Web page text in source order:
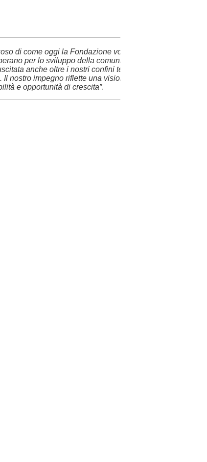
di come oggi la Fondazione voglia porsi nei confronti
per lo sviluppo della comunità. Che la strada
anche oltre i nostri confini territoriali. Da una
nostro impegno riflette una visione precisa: costruire una
e opportunità di crescita”.